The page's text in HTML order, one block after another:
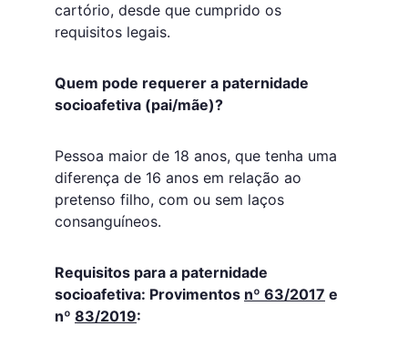
cartório, desde que cumprido os
requisitos legais.
Quem pode requerer a paternidade
socioafetiva (pai/mãe)?
Pessoa maior de 18 anos, que tenha uma
diferença de 16 anos em relação ao
pretenso filho, com ou sem laços
consanguíneos.
Requisitos para a paternidade
socioafetiva: Provimentos nº 63/2017 e
nº 83/2019: